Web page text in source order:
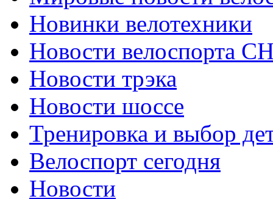
Новинки велотехники
Новости велоспорта
Новости трэка
Новости шоссе
Тренировка и выбор
Велоспорт сегодня
Новости